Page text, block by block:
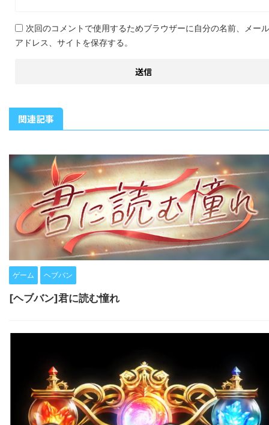
次回のコメントで使用するためブラウザーに自分の名前、メール
アドレス、サイトを保存する。
関連記事
ゲーム ヘブバン
[ヘブバン]君に読む憧れ